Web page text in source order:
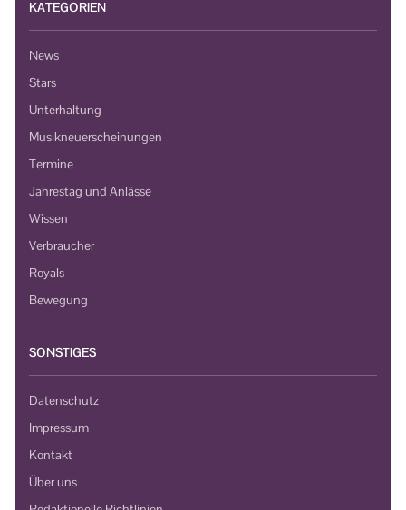
KATEGORIEN
News
Stars
Unterhaltung
Musikneuerscheinungen
Termine
Jahrestag und Anlässe
Wissen
Verbraucher
Royals
Bewegung
SONSTIGES
Datenschutz
Impressum
Kontakt
Über uns